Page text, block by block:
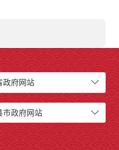
政府网站
市政府网站